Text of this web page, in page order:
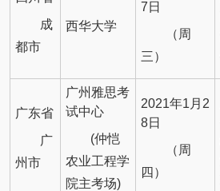
成
都市
西华大学
7日
（周
三）
广东省
广
州市
广州雅思考
试中心
(仲恺
农业工程学
院主考场)
2021年1月2
8日
（周
四）